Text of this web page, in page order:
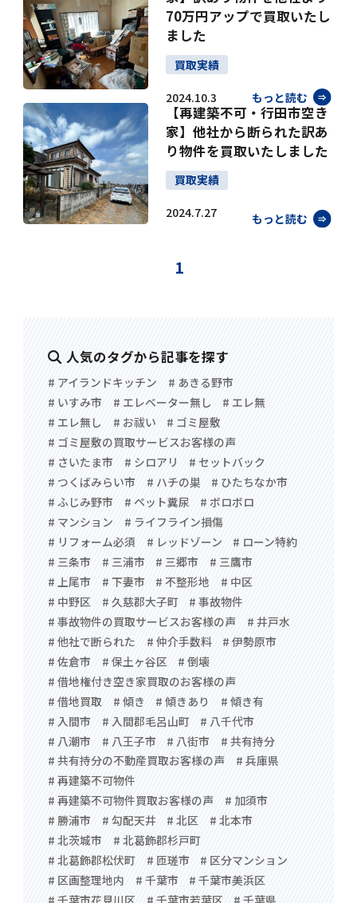
70万円アップで買取いたし
ました
買取実績
2024.10.3 もっと読む
【再建築不可・行田市空き
家】他社から断られた訳あ
り物件を買取いたしました
買取実績
2024.7.27 もっと読む
1
人気のタグから記事を探す
# アイランドキッチン
# あきる野市
# いすみ市
# エレベーター無し
# エレ無
# エレ無し
# お祓い
# ゴミ屋敷
# ゴミ屋敷の買取サービスお客様の声
# さいたま市
# シロアリ
# セットバック
# つくばみらい市
# ハチの巣
# ひたちなか市
# ふじみ野市
# ペット糞尿
# ボロボロ
# マンション
# ライフライン損傷
# リフォーム必須
# レッドゾーン
# ローン特約
# 三条市
# 三浦市 # 三郷市
# 三鷹市
# 上尾市
# 下妻市 # 不整形地
# 中区
# 中野区
# 久慈郡大子町
# 事故物件
# 事故物件の買取サービスお客様の声
# 井戸水
# 他社で断られた
# 仲介手数料
# 伊勢原市
# 佐倉市
# 保土ヶ谷区
# 倒壊
# 借地権付き空き家買取のお客様の声
# 借地買取
# 傾き # 傾きあり
# 傾き有
# 入間市
# 入間郡毛呂山町
# 八千代市
# 八潮市
# 八王子市 # 八街市
# 共有持分
# 共有持分の不動産買取お客様の声
# 兵庫県
# 再建築不可物件
# 再建築不可物件買取お客様の声
# 加須市
# 勝浦市
# 勾配天井 # 北区
# 北本市
# 北茨城市
# 北葛飾郡杉戸町
# 北葛飾郡松伏町
# 匝瑳市
# 区分マンション
# 区画整理地内
# 千葉市
# 千葉市美浜区